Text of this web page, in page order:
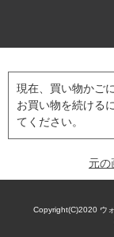
現在、買い物かご
お買い物を続ける
てください。
元の
Copyright(C)2020 ウ